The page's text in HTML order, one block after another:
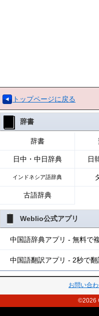
トップページに戻る
辞書
辞書
日中・中日辞典 日
インドネシア語辞典
古語辞典
Weblio公式アプリ
中国語辞典アプリ - 無料で
中国語翻訳アプリ - 2秒で
お問い合
©2026